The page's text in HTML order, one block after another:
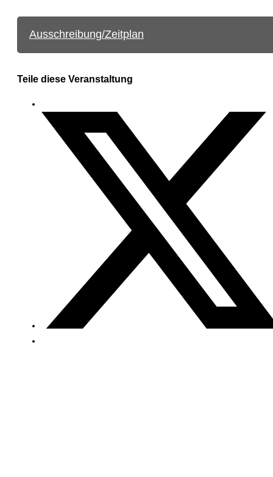
Ausschreibung/Zeitplan
Teile diese Veranstaltung